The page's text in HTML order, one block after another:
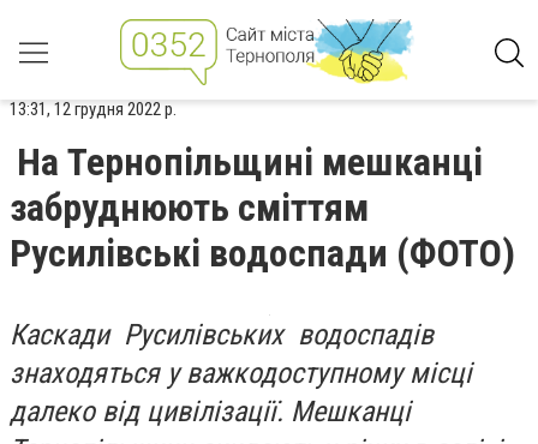
13:31, 12 грудня 2022 р.
На Тернопільщині мешканці
забруднюють сміттям
Русилівські водоспади (ФОТО)
Каскади Русилівських водоспадів
знаходяться у важкодоступному місці
далеко від цивілізації. Мешканці